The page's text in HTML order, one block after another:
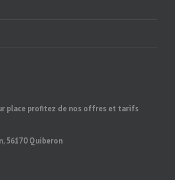
place profitez de nos offres et tarifs
56170 Quiberon